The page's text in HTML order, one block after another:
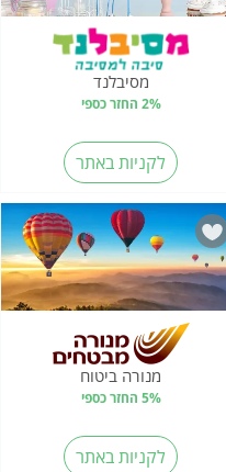
מסיבלנד
2% החזר כספי
לקניות באתר
מנורה ביטוח
5% החזר כספי
לקניות באתר